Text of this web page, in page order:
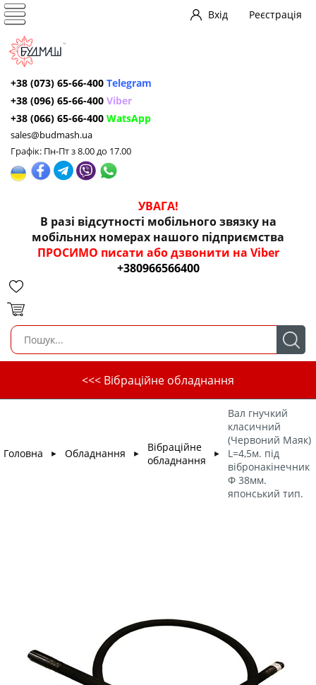
Вхід Реєстрація
+38 (073) 65-66-400 Telegram
+38 (096) 65-66-400 Viber
+38 (066) 65-66-400 WatsApp
sales@budmash.ua
Графік: Пн-Пт з 8.00 до 17.00
УВАГА!
В разі відсутності мобільного звязку на
мобільних номерах нашого підприємства
ПРОСИМО писати або дзвонити на Viber
+380966566400
<<< Вібраційне обладнання
Головна ► Обладнання ►
Вібраційне
обладнання
►
Вал гнучкий
класичний
(Червоний Маяк)
L=4,5м. під
вібронакінечник
Ф 38мм.
японський тип.